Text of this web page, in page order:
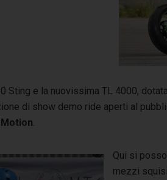
Sting e la nuovissima TL 4000,
di show demo ride aperti al
Qui si
mezzi